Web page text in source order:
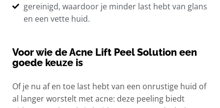
gereinigd, waardoor je minder last hebt van glans
en een vette huid.
Voor wie de Acne Lift Peel Solution een
goede keuze is
Of je nu af en toe last hebt van een onrustige huid of
al langer worstelt met acne: deze peeling biedt